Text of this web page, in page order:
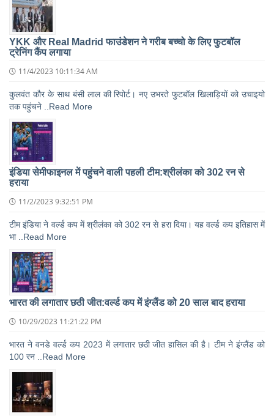
YKK और Real Madrid फाउंडेशन ने गरीब बच्चो के लिए फुटबॉल
ट्रेनिंग कैंप लगाया
11/4/2023 10:11:34 AM
कुलवंत कौर के साथ बंसी लाल की रिपोर्ट। नए उभरते फुटबॉल खिलाड़ियों को उचाइयो
तक पहुंचने ..Read More
इंडिया सेमीफाइनल में पहुंचने वाली पहली टीम:श्रीलंका को 302 रन से
हराया
11/2/2023 9:32:51 PM
टीम इंडिया ने वर्ल्ड कप में श्रीलंका को 302 रन से हरा दिया। यह वर्ल्ड कप इतिहास में
भा ..Read More
भारत की लगातार छठी जीत:वर्ल्ड कप में इंग्लैंड को 20 साल बाद हराया
10/29/2023 11:21:22 PM
भारत ने वनडे वर्ल्ड कप 2023 में लगातार छठी जीत हासिल की है। टीम ने इंग्लैंड को
100 रन ..Read More